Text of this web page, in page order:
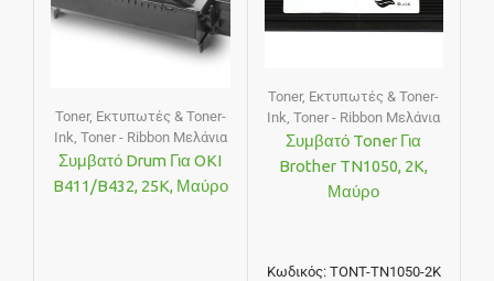
Toner, Εκτυπωτές & Toner-
Ink, Toner - Ribbon Μελάνια
Συμβατό Drum Για OKI
B411/B432, 25K, Μαύρο
Toner, Εκτυπωτές & Toner-
Ink,Toner - Ribbon Μελάνια
Συμβατό Toner Για
Brother TN1050, 2K,
Μαύρο
Κωδικός: TONT-TN1050-2K